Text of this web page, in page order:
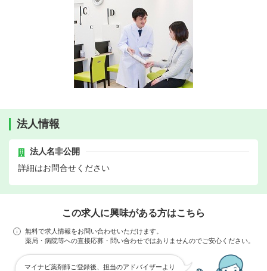
法人情報
法人名非公開
詳細はお問合せください
この求人に興味がある方はこちら
無料で求人情報をお問い合わせいただけます。
薬局・病院等への直接応募・問い合わせではありませんのでご安心ください。
マイナビ薬剤師ご登録後、担当のアドバイザーより